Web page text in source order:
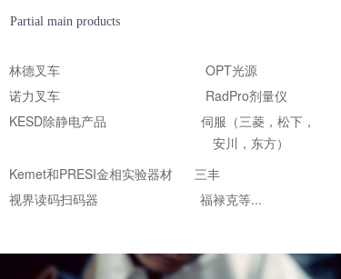
Partial main products
林德叉车 OPT光源
诺⼒叉⻋ RadPro剂量仪
KESD除静电产品 伺服（三菱，松下 ，
安川，东⽅）
Kemet和PRESI⾦相实验器材 三丰
视界读码扫码器 福禄克等...